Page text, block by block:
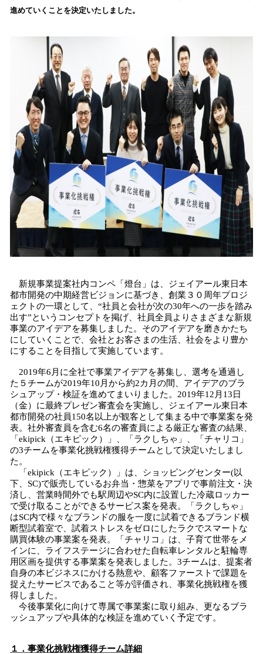
進めていくことを決定いたしました。
新規事業提案社内コンペ「燈台」は、ジェイアール東日本
都市開発の中期経営ビジョンに基づき、創業３０周年プロジ
ェクトの一環として、“社員と会社が次の30年への一歩を踏み
出す”というコンセプトを掲げ、社員全員よりさまざまな新規
事業のアイデアを募集しました。そのアイデアを磨きかたち
にしていくことで、会社とお客さまの生活、社会をより豊か
にすることを目指して実施しています。
2019年6月に全社で事業アイデアを募集し、選考を通過し
た５チームが2019年10月から約2カ月の間、アイデアのブラ
シュアップ・検証を進めてまいりました。2019年12月13日
（金）に最終プレゼン審査会を実施し、ジェイアール東日本
都市開発の社員150名以上が観客として集まる中で事業案を発
表。社外審査員を含む6名の審査員による厳正な審査の結果、
「ekipick（エキピック）」、「ラクしちゃ」、「チャリコ」
の3チームを事業化挑戦権獲得チームとして決定いたしまし
た。
「ekipick（エキピック）」は、ショッピングセンター(以
下、SC)で販売しているお弁当・惣菜をアプリで事前注文・決
済し、営業時間外でも駅周辺やSC内に設置した冷蔵ロッカー
で受け取ることができるサービス案を発表。「ラクしちゃ」
はSC内で様々なブランドの服を一度に試着できるブランド横
断型試着室で、試着ストレスをゼロにしたラクでスマートな
購買体験の事業案を発表。「チャリコ」は、子育て世帯をメ
インに、ライフステージに合わせた自転車レンタルと駐輪専
用区画を提供する事業案を発表しました。3チームは、提案者
自身の本ビジネスにかける熱意や、顧客ファーストで課題を
捉えたサービスであること等が評価され、事業化挑戦権を獲
得しました。
今後事業化に向けて専属で事業案に取り組み、更なるブラ
ッシュアップや具体的な検証を進めていく予定です。
１．事業化挑戦権獲得チーム詳細